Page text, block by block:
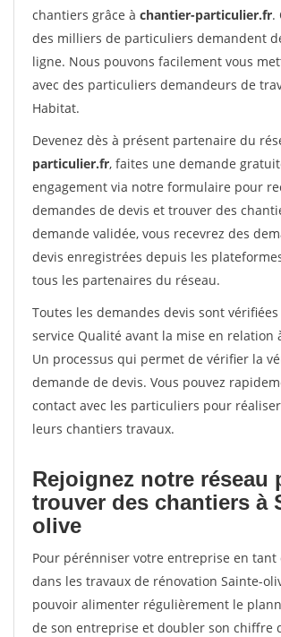
chantiers grâce à chantier-particulier.fr.
des milliers de particuliers demandent
ligne. Nous pouvons facilement vous
avec des particuliers demandeurs de
Habitat.
Devenez dès à présent partenaire du
particulier.fr, faites une demande
engagement via notre formulaire pour
demandes de devis et trouver des
demande validée, vous recevrez des
devis enregistrées depuis les
tous les partenaires du réseau.
Toutes les demandes devis sont
service Qualité avant la mise en relation
Un processus qui permet de vérifier la
demande de devis. Vous pouvez
contact avec les particuliers pour
leurs chantiers travaux.
Rejoignez notre réseau
trouver des chantiers à
olive
Pour pérénniser votre entreprise en tant
dans les travaux de rénovation Sainte-
pouvoir alimenter régulièrement le
de son entreprise et doubler son chiffre